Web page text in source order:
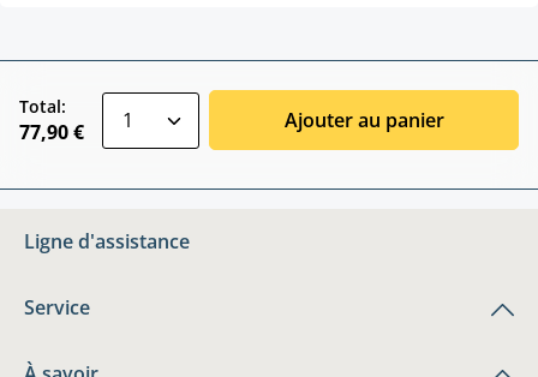
Total:
77,90 € Ajouter au panier
Ligne d'assistance
Service